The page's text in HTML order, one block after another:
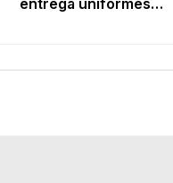
entrega uniformes